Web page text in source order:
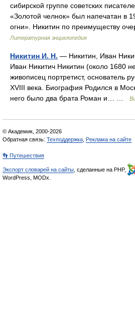
сибирской группе советских
«Золотой челнок» был напечатан в
огни». Никитин по преимуществу
Литературная энциклопедия
Никитин И. Н. — Никитин, Иван
Иван Никитич Никитин (около 1680
живописец портретист, основатель
XVIII века. Биография Родился в
него было два брата Роман и… …
© Академик, 2000-2026
Обратная связь: Техподдержка Реклама на сайте
👣 Путешествия
Экспорт словарей на сайты , сделанные на PHP,
WordPress, MODx.